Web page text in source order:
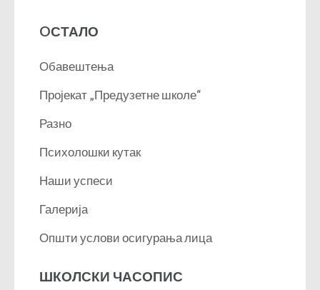
OСТАЛО
Обавештења
Пројекат „Предузетне школе“
Разно
Психолошки кутак
Наши успеси
Галерија
Општи услови осигурања лица
ШКОЛСКИ ЧАСОПИС